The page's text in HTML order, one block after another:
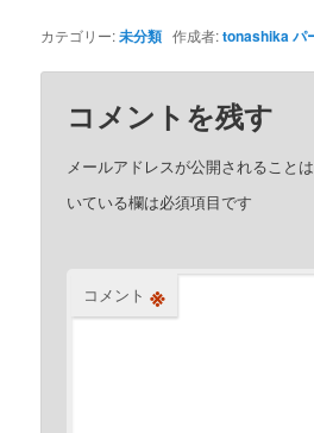
カテゴリー:未分類 作成者:tonashikaパ
コメントを残す
メールアドレスが公開されることは
いている欄は必須項目です
コメント ※